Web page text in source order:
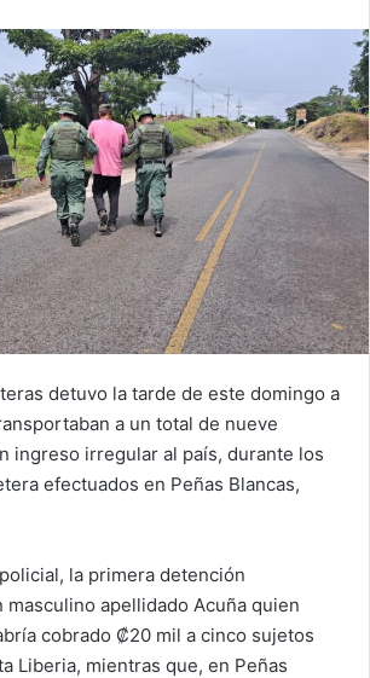
detuvo la tarde de este domingo a
a un total de nueve
ingreso irregular al país, durante los
efectuados en Peñas Blancas,
la primera detención
apellidado Acuña quien
cobrado ₡20 mil a cinco sujetos
Liberia, mientras que, en Peñas